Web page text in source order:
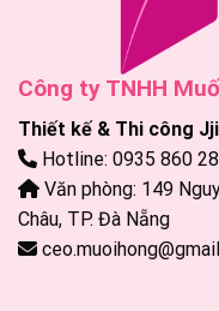
Công ty TNHH
Thiết kế & Thi công
Hotline: 0935 860
Văn phòng: 149
Châu, TP. Đà Nẵng